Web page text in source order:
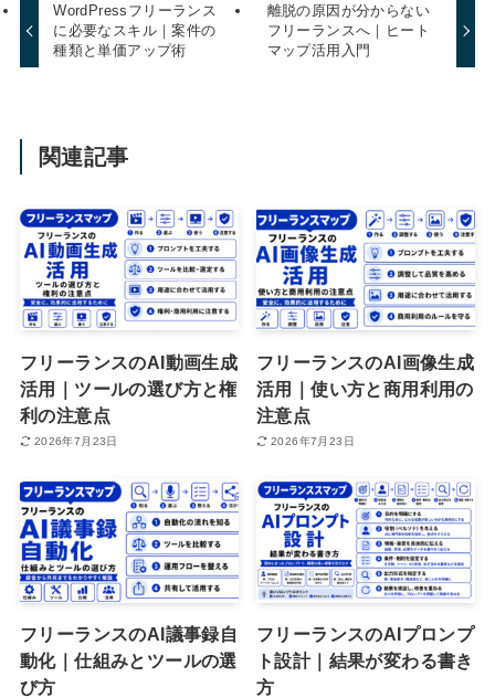
WordPressフリーランス
に必要なスキル｜案件の
種類と単価アップ術
離脱の原因が分からない
フリーランスへ｜ヒート
マップ活用入門
関連記事
フリーランスのAI動画生成
活用｜ツールの選び方と権
利の注意点
2026年7月23日
フリーランスのAI画像生成
活用｜使い方と商用利用の
注意点
2026年7月23日
フリーランスのAI議事録自
動化｜仕組みとツールの選
び方
フリーランスのAIプロンプ
ト設計｜結果が変わる書き
方